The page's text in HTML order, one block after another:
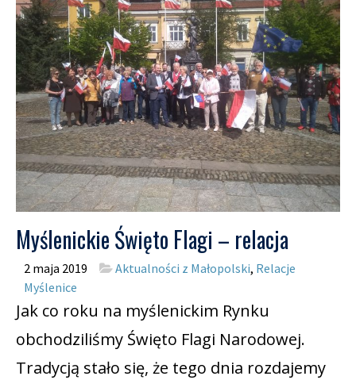
Myślenickie Święto Flagi – relacja
2 maja 2019 Aktualności z Małopolski, Relacje
Myślenice
Jak co roku na myślenickim Rynku
obchodziliśmy Święto Flagi Narodowej.
Tradycją stało się, że tego dnia rozdajemy